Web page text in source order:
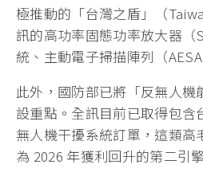
極推動的「台灣之盾」（
訊的高功率固態功率放大器（
統、主動電子掃描陣列（
此外，國防部已將「反無人機
設重點。全訊目前已取得包含
無人機干擾系統訂單，這類高
為 2026 年獲利回升的第二引